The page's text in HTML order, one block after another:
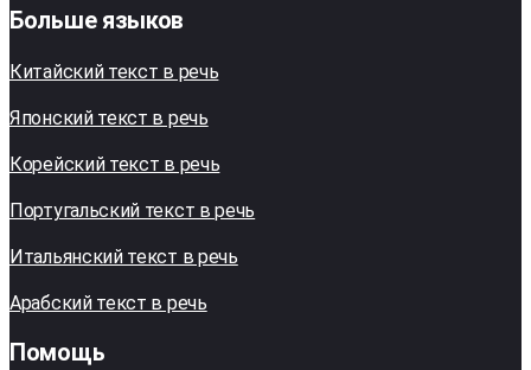
Больше языков
Китайский текст в речь
Японский текст в речь
Корейский текст в речь
Португальский текст в речь
Итальянский текст в речь
Арабский текст в речь
Помощь